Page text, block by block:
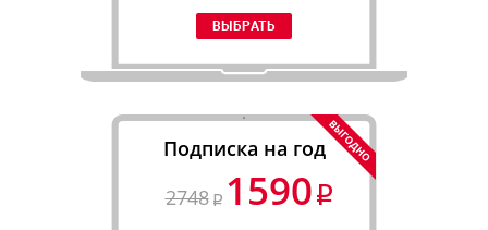
Подписка на год
2748
1590